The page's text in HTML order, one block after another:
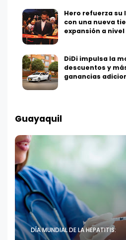
Hero refuerza su
con una nueva
expansión a
DiDi impulsa la
descuentos y
ganancias
Guayaquil
DÍA MUNDIAL DE LA HEPATITIS: